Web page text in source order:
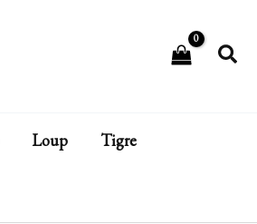
Loup Tigre